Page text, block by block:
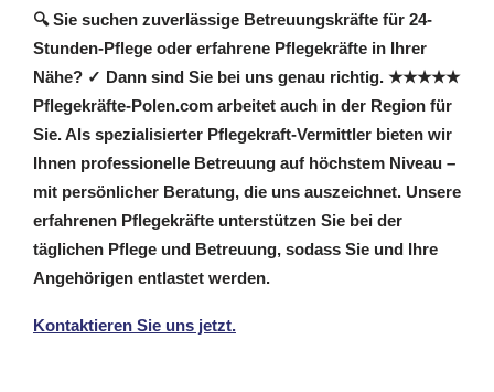
🔍 Sie suchen zuverlässige Betreuungskräfte für 24-
Stunden-Pflege oder erfahrene Pflegekräfte in Ihrer
Nähe? ✓ Dann sind Sie bei uns genau richtig. ★★★★★
Pflegekräfte-Polen.com arbeitet auch in der Region für
Sie. Als spezialisierter Pflegekraft-Vermittler bieten wir
Ihnen professionelle Betreuung auf höchstem Niveau –
mit persönlicher Beratung, die uns auszeichnet. Unsere
erfahrenen Pflegekräfte unterstützen Sie bei der
täglichen Pflege und Betreuung, sodass Sie und Ihre
Angehörigen entlastet werden.
Kontaktieren Sie uns jetzt.